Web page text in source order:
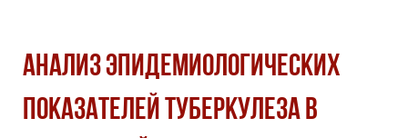
АНАЛИЗ ЭПИДЕМИОЛОГИЧЕСКИХ
ПОКАЗАТЕЛЕЙ ТУБЕРКУЛЕЗА В